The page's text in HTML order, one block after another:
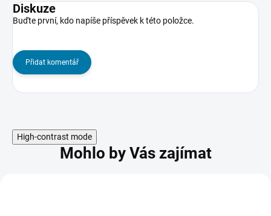
Diskuze
Buďte první, kdo napíše příspěvek k této položce.
Přidat komentář
High-contrast mode
Mohlo by Vás zajímat